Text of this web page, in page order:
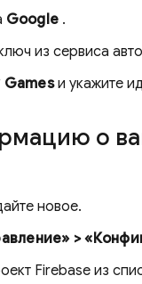
Google .
из сервиса
Gamesи укажите
о
новое.
>
Firebase из